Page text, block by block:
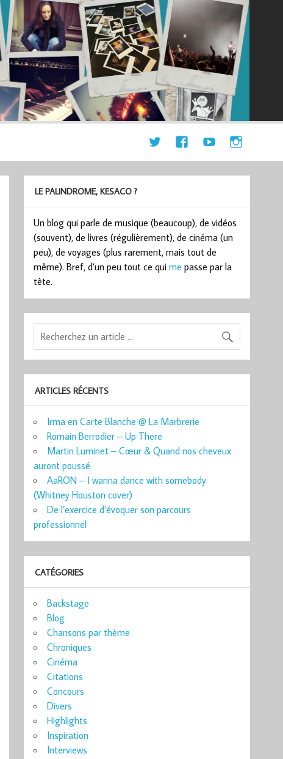
LE PALINDROME, KESACO ?
Un blog qui parle de musique (beaucoup), de vidéos
(souvent), de livres (régulièrement), de cinéma (un
peu), de voyages (plus rarement, mais tout de
même). Bref, d’un peu tout ce quime passe par la
tête.
ARTICLES RÉCENTS
Irma en Carte Blanche @ La Marbrerie
Romain Berrodier – Up There
Martin Luminet – Cœur & Quand nos cheveux
auront poussé
AaRON – I wanna dance with somebody
(Whitney Houston cover)
De l’exercice d’évoquer son parcours
professionnel
CATÉGORIES
Backstage
Blog
Chansons par thème
Chroniques
Cinéma
Citations
Concours
Divers
Highlights
Inspiration
Interviews